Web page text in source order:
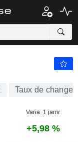
Taux de change
Varia. 1 janv.
+5,98 %